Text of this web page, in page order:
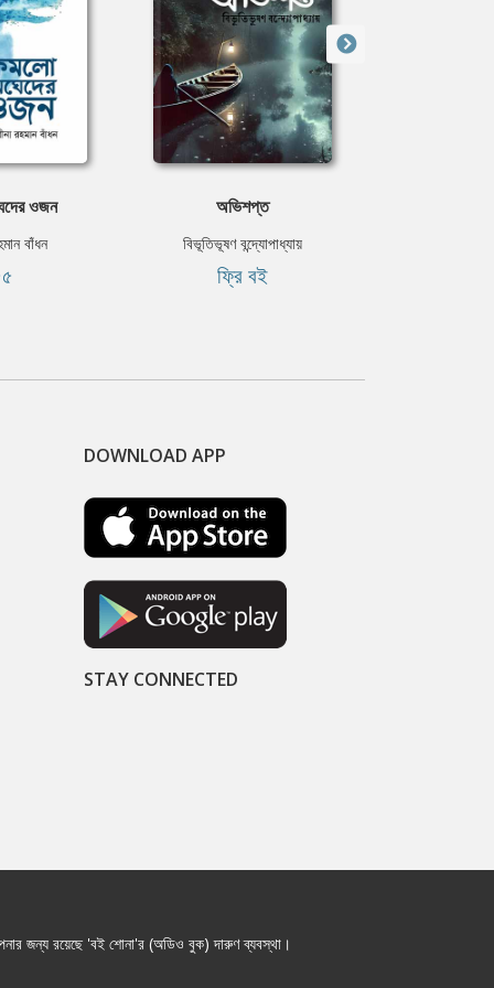
ওজন
বাঁধন
অভিশপ্ত
বিভূতিভূষণ বন্দ্যোপাধ্যায়
ফ্রি বই
DOWNLOAD APP
STAY CONNECTED
জন্য রয়েছে 'বই শোনা'র (অডিও বুক) দারুণ ব্যবস্থা।